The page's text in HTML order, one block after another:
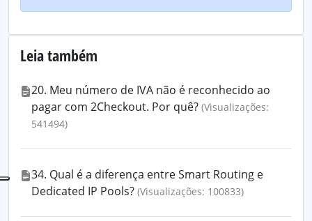
Leia também
20. Meu número de IVA não é reconhecido ao
pagar com 2Checkout. Por quê? (Visualizações:
541494)
34. Qual é a diferença entre Smart Routing e
Dedicated IP Pools? (Visualizações: 100833)